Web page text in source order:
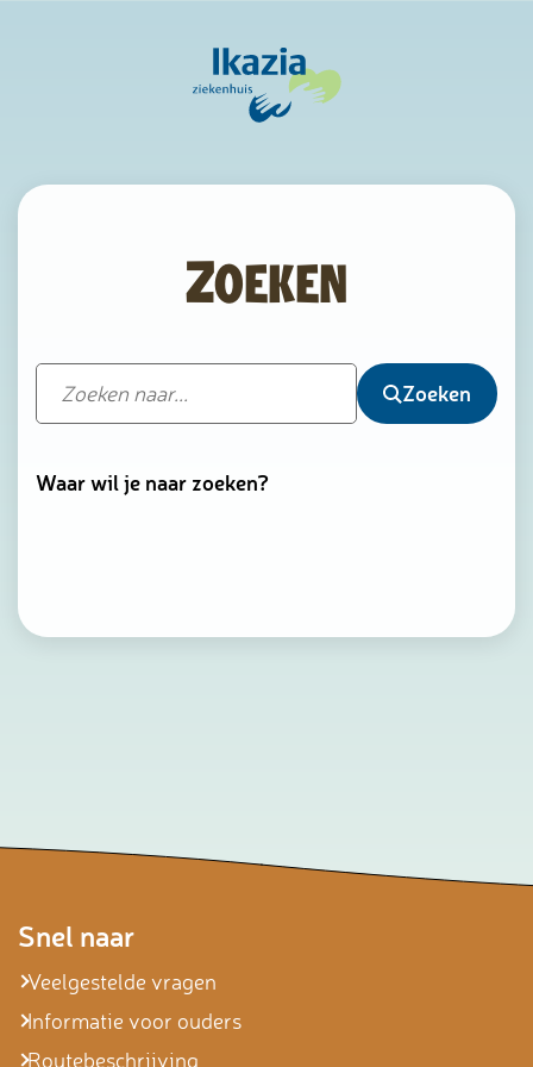
Zoeken
Zoeken
Waar wil je naar zoeken?
Snel naar
Veelgestelde vragen
Informatie voor ouders
Routebeschrijving